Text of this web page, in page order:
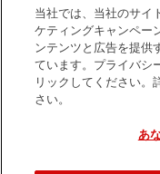
Footer ヘルプ
当社では、当社のサイ
ケティングキャンペー
ンテンツと広告を提供
ています。プライバシ
リックしてください。
さい。
あ